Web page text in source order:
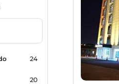
24
20